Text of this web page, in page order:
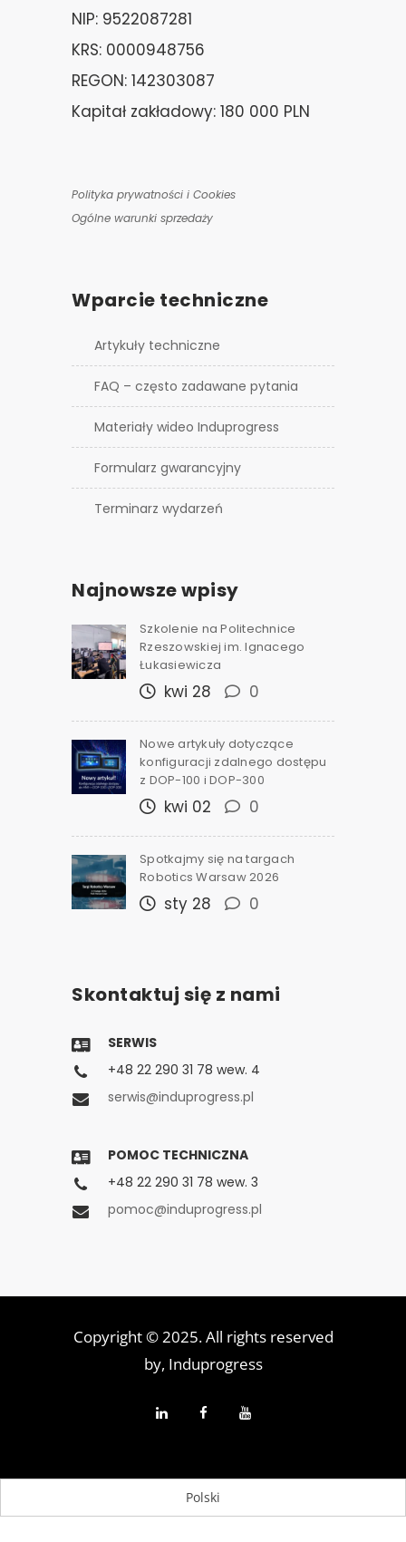
NIP: 9522087281
KRS: 0000948756
REGON: 142303087
Kapitał zakładowy: 180 000 PLN
Polityka prywatności i Cookies
Ogólne warunki sprzedaży
Wparcie techniczne
Artykuły techniczne
FAQ – często zadawane pytania
Materiały wideo Induprogress
Formularz gwarancyjny
Terminarz wydarzeń
Najnowsze wpisy
Szkolenie na Politechnice
Rzeszowskiej im. Ignacego
Łukasiewicza
kwi 28 0
Nowe artykuły dotyczące
konfiguracji zdalnego dostępu
z DOP-100 i DOP-300
kwi 02 0
Spotkajmy się na targach
Robotics Warsaw 2026
sty 28 0
Skontaktuj się z nami
SERWIS
+48 22 290 31 78 wew. 4
serwis@induprogress.pl
POMOC TECHNICZNA
+48 22 290 31 78 wew. 3
pomoc@induprogress.pl
Copyright © 2025. All rights reserved
by, Induprogress
Polski